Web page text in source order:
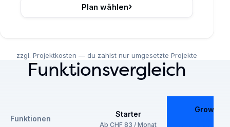
Plan wählen›
zzgl. Projektkosten — du zahlst nur umgesetzte Projekte
Funktionsvergleich
Funktionen
Starter
Ab CHF 83 / Monat
Growth